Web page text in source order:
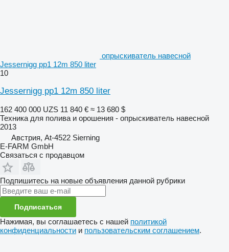
опрыскиватель навесной
Jessernigg pp1 12m 850 liter
10
Jessernigg pp1 12m 850 liter
162 400 000 UZS 11 840 € ≈ 13 680 $
Техника для полива и орошения - опрыскиватель навесной
2013
Австрия, At-4522 Sierning
E-FARM GmbH
Связаться с продавцом
Подпишитесь на новые объявления данной рубрики
Подписаться
Нажимая, вы соглашаетесь с нашей политикой
конфиденциальности и пользовательским соглашением.